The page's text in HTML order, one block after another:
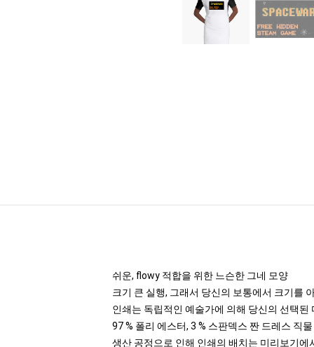
쉬운, flowy 적합을 위한 느슨한 그네 모양
크기 큰 실행, 그래서 당신의 보통에서 크기를
인쇄는 독립적인 예술가에 의해 당신의 선택
97 % 폴리 에스터, 3 % 스판덱스 짠 드레스 직
생산 공정으로 인해 인쇄의 배치는 미리보기에